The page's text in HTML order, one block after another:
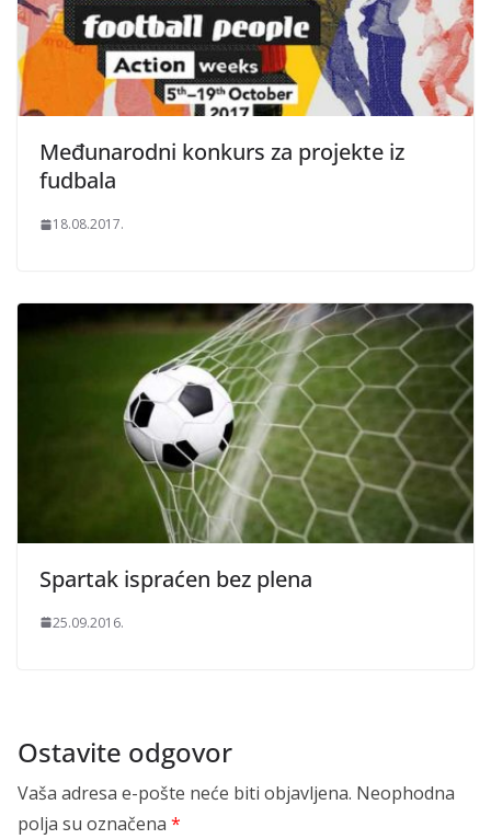
Međunarodni konkurs za projekte iz
fudbala
18.08.2017.
Spartak ispraćen bez plena
25.09.2016.
Ostavite odgovor
Vaša adresa e-pošte neće biti objavljena. Neophodna
polja su označena *